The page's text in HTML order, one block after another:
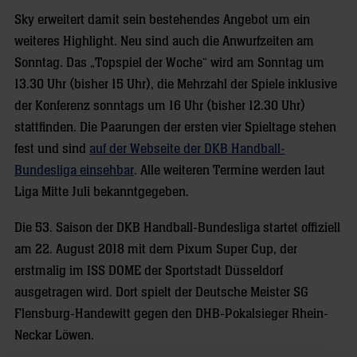
Sky erweitert damit sein bestehendes Angebot um ein
weiteres Highlight. Neu sind auch die Anwurfzeiten am
Sonntag. Das „Topspiel der Woche“ wird am Sonntag um
13.30 Uhr (bisher 15 Uhr), die Mehrzahl der Spiele inklusive
der Konferenz sonntags um 16 Uhr (bisher 12.30 Uhr)
stattfinden. Die Paarungen der ersten vier Spieltage stehen
fest und sind auf der Webseite der DKB Handball-
Bundesliga einsehbar. Alle weiteren Termine werden laut
Liga Mitte Juli bekanntgegeben.
Die 53. Saison der DKB Handball-Bundesliga startet offiziell
am 22. August 2018 mit dem Pixum Super Cup, der
erstmalig im ISS DOME der Sportstadt Düsseldorf
ausgetragen wird. Dort spielt der Deutsche Meister SG
Flensburg-Handewitt gegen den DHB-Pokalsieger Rhein-
Neckar Löwen.